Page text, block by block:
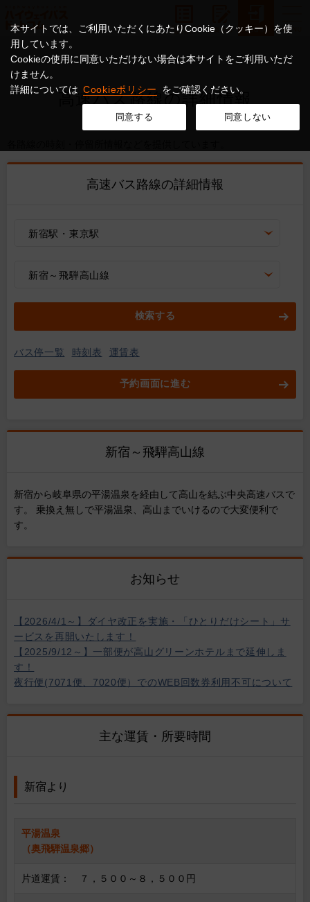
本サイトでは、ご利用いただくにあたりCookie（クッキー）を使
用しています。
Cookieの使用に同意いただけない場合は本サイトをご利用いただ
けません。
詳細については Cookieポリシー をご確認ください。
同意する 同意しない
高速バス路線の詳細情報
高速バス路線の詳細情報
新宿駅・東京駅
新宿～飛騨高山線
検索する
バス停一覧 時刻表 運賃表
予約画面に進む
新宿～飛騨高山線
新宿から岐阜県の平湯温泉を経由して高山を結ぶ中央高速バスで
す。 乗換え無しで平湯温泉、高山までいけるので大変便利で
す。
お知らせ
【2026/4/1～】ダイヤ改正を実施・「ひとりだけシート」サ
ービスを再開いたします！
【2025/9/12～】一部便が高山グリーンホテルまで延伸しま
す！
夜行便(7071便、7020便）でのWEB回数券利用不可について
主な運賃・所要時間
新宿より
平湯温泉
（奥飛騨温泉郷）
片道運賃： ７，５００～８，５００円